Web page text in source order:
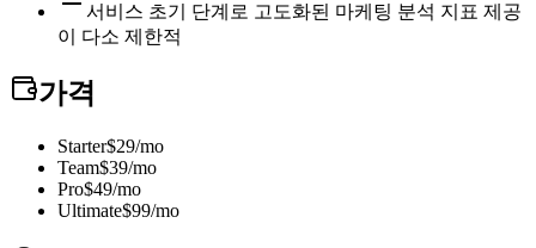
서비스 초기 단계로 고도화된 마케팅 분석 지표 제공
이 다소 제한적
가격
Starter$29/mo
Team$39/mo
Pro$49/mo
Ultimate$99/mo